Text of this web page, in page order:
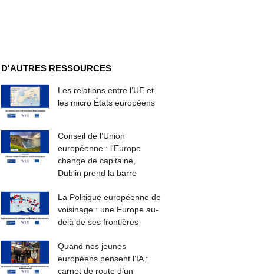
D'AUTRES RESSOURCES
Les relations entre l’UE et
les micro États européens
Conseil de l’Union
européenne : l’Europe
change de capitaine,
Dublin prend la barre
La Politique européenne de
voisinage : une Europe au-
delà de ses frontières
Quand nos jeunes
européens pensent l’IA :
carnet de route d’un